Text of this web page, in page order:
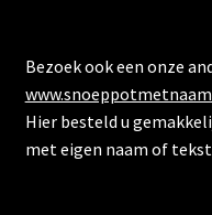
Bezoek ook een onze
Hier besteld u
met eigen naam of